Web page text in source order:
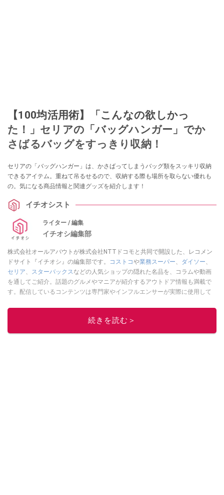
【100均活用術】「こんなの欲しかっ
た！」セリアの「バッグハンガー」でか
さばるバッグをすっきり収納！
セリアの「バッグハンガー」は、かさばってしまうバッグ類をスッキリ収納
できるアイテム。重ねて吊るせるので、収納する際も場所を取らない優れも
の。気になる商品情報と関連グッズを紹介します！
イチオシスト
ライター / 編集
イチオシ編集部
株式会社オールアバウトが株式会社NTTドコモと共同で開設した、レコメン
ドサイト『イチオシ』の編集部です。
コストコや業務スーパー ダイソー
セリア
スターバックス などの人気ショップの隠れた名品を、コラムや動画
を通してご紹介。話題のグルメやマニアが紹介するアウトドア情報も満載で
す。配信しているコンテンツは専門家やインフルエンサーが実際に使用して
ニュースでフォロー
続きを読む＞